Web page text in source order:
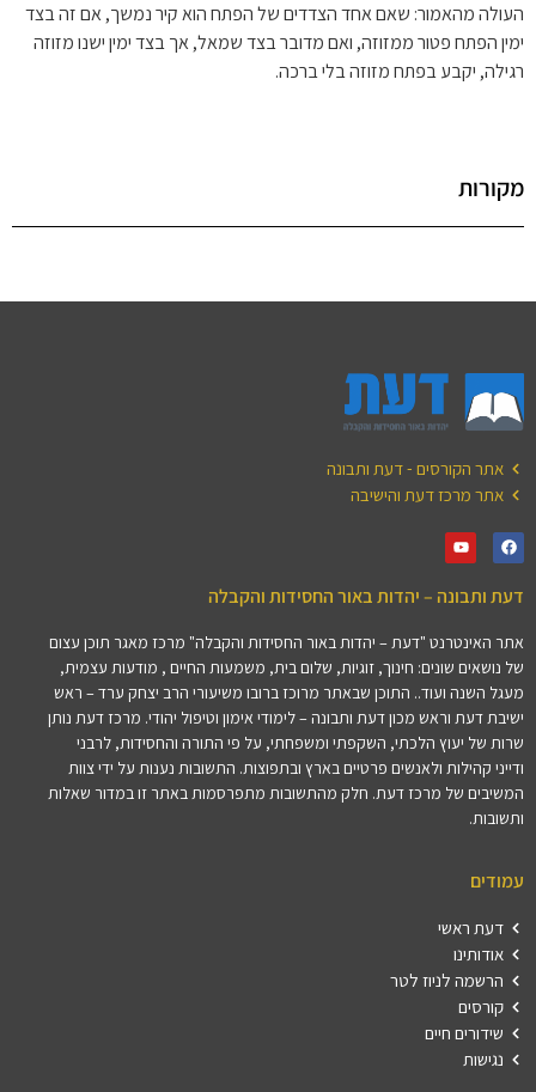
העולה מהאמור: שאם אחד הצדדים של הפתח הוא קיר נמשך, אם זה בצד
ימין הפתח פטור ממזוזה, ואם מדובר בצד שמאל, אך בצד ימין ישנו מזוזה
רגילה, יקבע בפתח מזוזה בלי ברכה.
מקורות
אתר הקורסים - דעת ותבונה
אתר מרכז דעת והישיבה
דעת ותבונה – יהדות באור החסידות והקבלה
אתר האינטרנט "דעת – יהדות באור החסידות והקבלה" מרכז מאגר תוכן עצום
של נושאים שונים: חינוך, זוגיות, שלום בית, משמעות החיים , מודעות עצמית,
מעגל השנה ועוד.. התוכן שבאתר מרוכז ברובו משיעורי הרב יצחק ערד – ראש
ישיבת דעת וראש מכון דעת ותבונה – לימודי אימון וטיפול יהודי. מרכז דעת נותן
שרות של יעוץ הלכתי, השקפתי ומשפחתי, על פי התורה והחסידות, לרבני
ודייני קהילות ולאנשים פרטיים בארץ ובתפוצות. התשובות נענות על ידי צוות
המשיבים של מרכז דעת. חלק מהתשובות מתפרסמות באתר זו במדור שאלות
ותשובות.
עמודים
דעת ראשי
אודותינו
הרשמה לניוז לטר
קורסים
שידורים חיים
נגישות